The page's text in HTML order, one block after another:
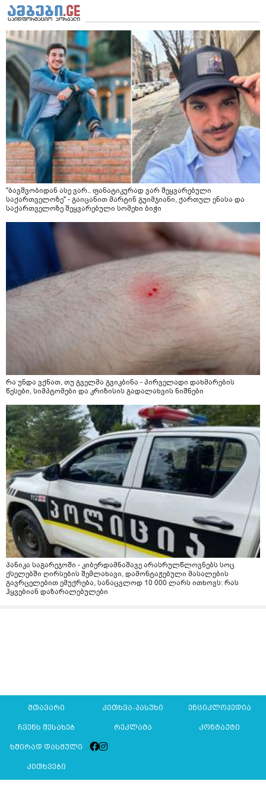
"ბავშვობიდან ასე ვარ.. ფანატიკურად ვარ შეყვარებული
საქართველოზე" - გაიცანით მარტინ გუიმჯიანი, ქართულ ენასა და
საქართველოზე შეყვარებული სომეხი ბიჭი
რა უნდა ვქნათ, თუ გველმა გვიკბინა - პირველადი დახმარების
წესები, სიმპტომები და კრიზისის გადალახვის ნიშნები
პანიკა საგარეჯოში - კიბერდამნაშავე არასრულწლოვნებს სოც
ქსელებში ღირსების შემლახავი, დამონტაჟებული მასალების
გავრცელებით ემუქრება, სანაცვლოდ 10 000 ლარს ითხოვს: რას
ჰყვებიან დაზარალებულები
მთავარი კითხვა-პასუხი ენციკლოპედია
ჩვენს შესახებ რეკლამა კონტაქტი
ხშირად დასმული
კითხვები